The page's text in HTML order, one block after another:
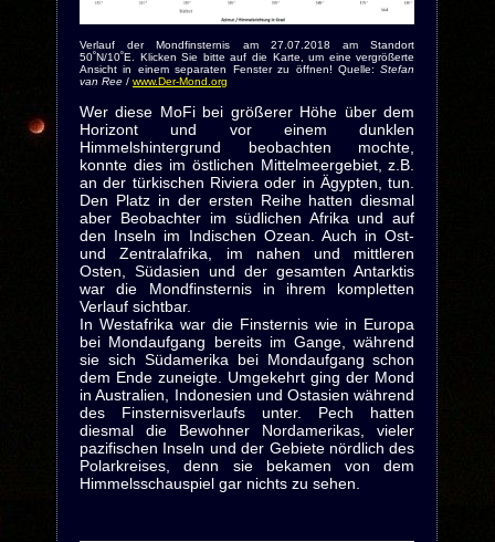
Verlauf der Mondfinsternis am 27.07.2018 am Standort
50˚N/10˚E. Klicken Sie bitte auf die Karte, um eine vergrößerte
Ansicht in einem separaten Fenster zu öffnen! Quelle:Stefan
van Ree/ www.Der-Mond.org
Wer diese MoFi bei größerer Höhe über dem
Horizont und vor einem dunklen
Himmelshintergrund beobachten mochte,
konnte dies im östlichen Mittelmeergebiet, z.B.
an der türkischen Riviera oder in Ägypten, tun.
Den Platz in der ersten Reihe hatten diesmal
aber Beobachter im südlichen Afrika und auf
den Inseln im Indischen Ozean. Auch in Ost-
und Zentralafrika, im nahen und mittleren
Osten, Südasien und der gesamten Antarktis
war die Mondfinsternis in ihrem kompletten
Verlauf sichtbar.
In Westafrika war die Finsternis wie in Europa
bei Mondaufgang bereits im Gange, während
sie sich Südamerika bei Mondaufgang schon
dem Ende zuneigte. Umgekehrt ging der Mond
in Australien, Indonesien und Ostasien während
des Finsternisverlaufs unter. Pech hatten
diesmal die Bewohner Nordamerikas, vieler
pazifischen Inseln und der Gebiete nördlich des
Polarkreises, denn sie bekamen von dem
Himmelsschauspiel gar nichts zu sehen.